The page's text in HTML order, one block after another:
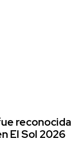
El Sol 2026